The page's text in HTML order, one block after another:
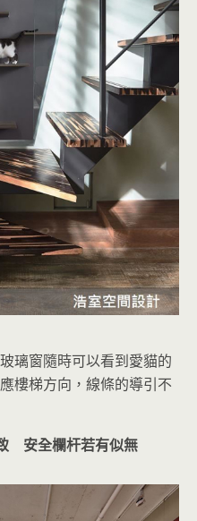
璃窗隨時可以看到愛貓的
樓梯方向，線條的導引不
安全欄杆若有似無